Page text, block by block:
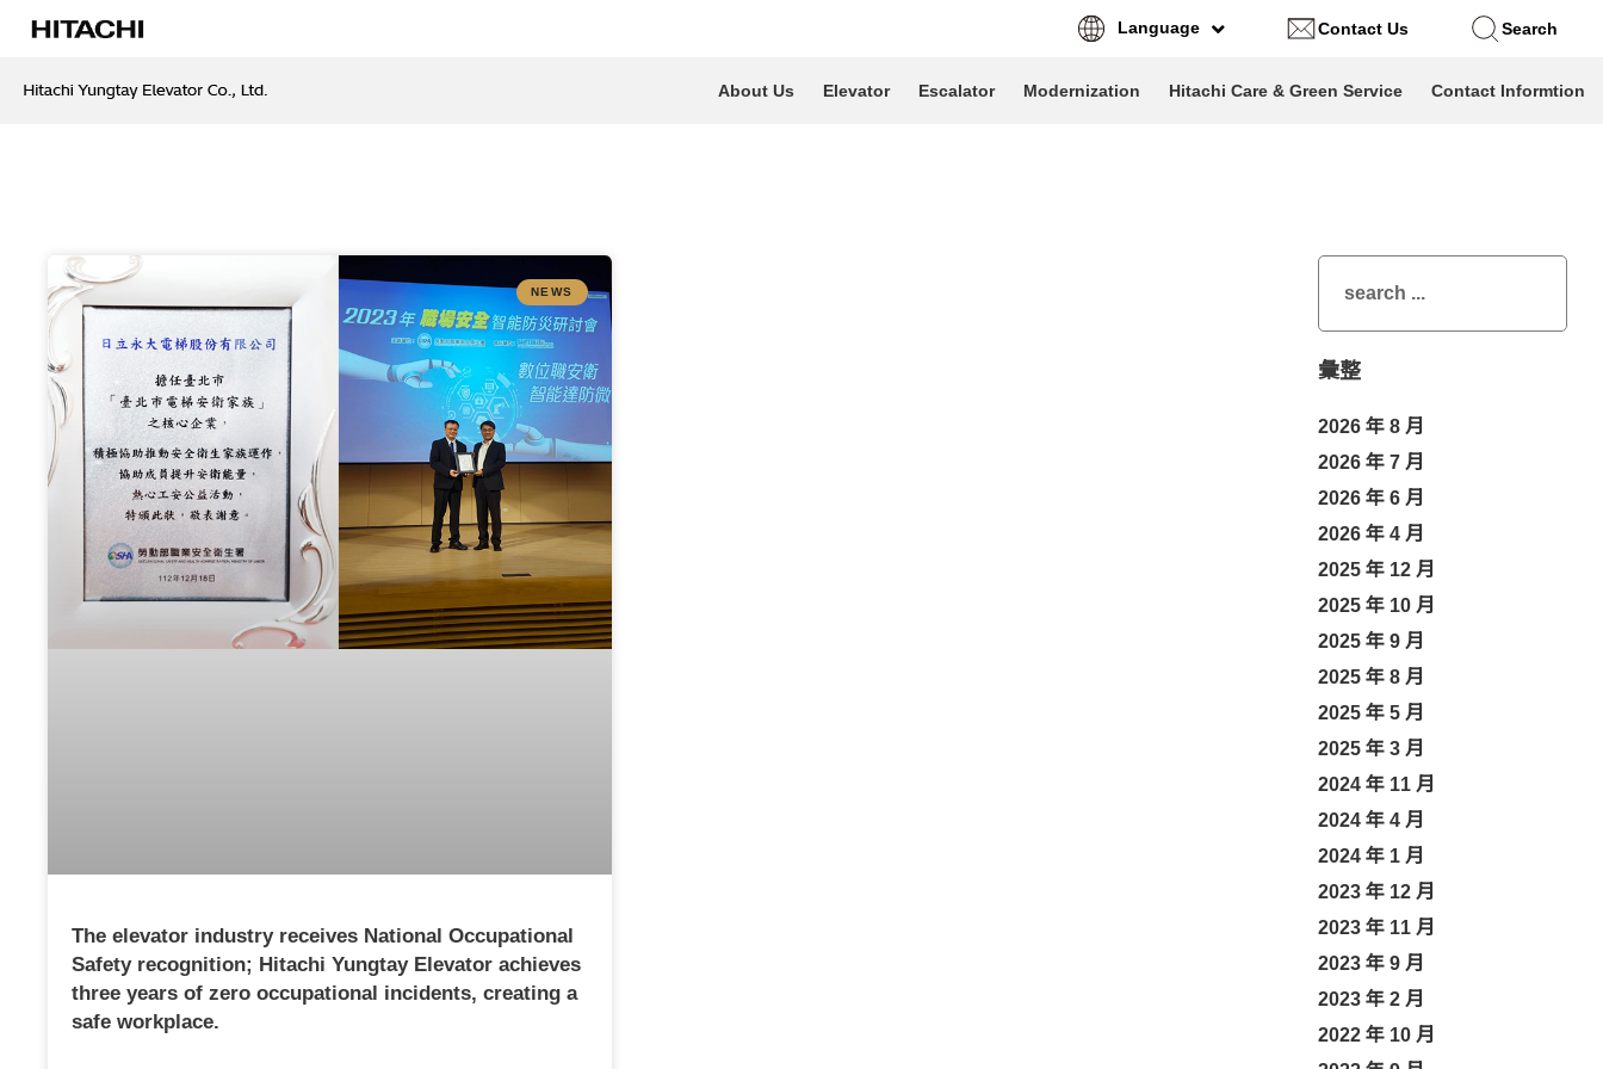
Language Contact Us Search
About Us Elevator Escalator Modernization Hitachi Care & Green Service Contact Informtion
NEWS
The elevator industry receives National Occupational
Safety recognition; Hitachi Yungtay Elevator achieves
three years of zero occupational incidents, creating a
safe workplace.
彙整
2026 年 8 月
2026 年 7 月
2026 年 6 月
2026 年 4 月
2025 年 12 月
2025 年 10 月
2025 年 9 月
2025 年 8 月
2025 年 5 月
2025 年 3 月
2024 年 11 月
2024 年 4 月
2024 年 1 月
2023 年 12 月
2023 年 11 月
2023 年 9 月
2023 年 2 月
2022 年 10 月